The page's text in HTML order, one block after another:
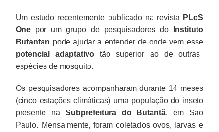
Um estudo recentemente publicado na revista PLoS
One por um grupo de pesquisadores doInstituto
Butantan pode ajudar a entender de onde vem esse
potencial adaptativo tão superior ao de outras
espécies de mosquito.
Os pesquisadores acompanharam durante 14 meses
(cinco estações climáticas) uma população do inseto
presente na Subprefeitura do Butantã, em São
Paulo. Mensalmente, foram coletados ovos, larvas e